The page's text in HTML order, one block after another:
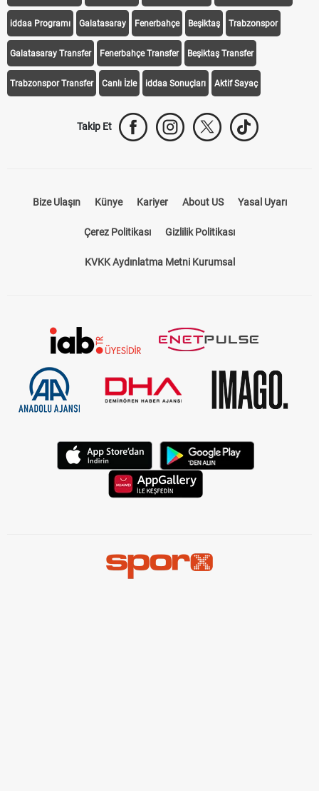
iddaa Programı Galatasaray Fenerbahçe Beşiktaş Trabzonspor
Galatasaray Transfer Fenerbahçe Transfer Beşiktaş Transfer
Trabzonspor Transfer Canlı İzle iddaa Sonuçları Aktif Sayaç
Takip Et
Bize Ulaşın Künye Kariyer About US Yasal Uyarı
Çerez Politikası Gizlilik Politikası
KVKK Aydınlatma Metni Kurumsal